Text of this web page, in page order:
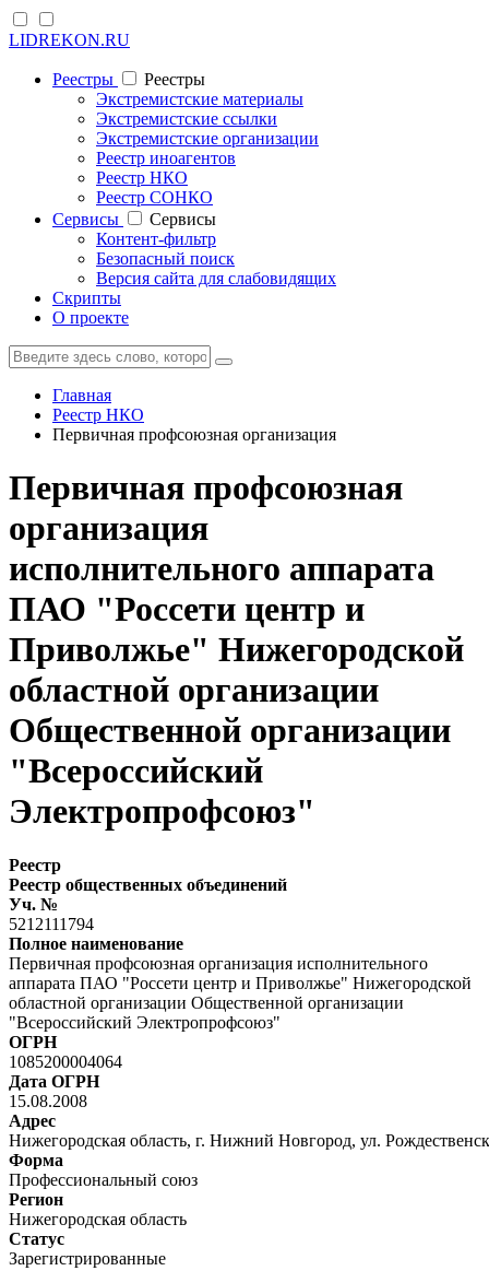
LIDREKON.RU
Реестры
Реестры
Экстремистские материалы
Экстремистские ссылки
Экстремистские организации
Реестр иноагентов
Реестр НКО
Реестр СОНКО
Cервисы
Cервисы
Контент-фильтр
Безопасный поиск
Версия сайта для слабовидящих
Скрипты
О проекте
Главная
Реестр НКО
Первичная профсоюзная организация
Первичная профсоюзная
организация
исполнительного аппарата
ПАО "Россети центр и
Приволжье" Нижегородской
областной организации
Общественной организации
"Всероссийский
Электропрофсоюз"
Реестр
Реестр общественных объединений
Уч. №
5212111794
Полное наименование
Первичная профсоюзная организация исполнительного
аппарата ПАО "Россети центр и Приволжье" Нижегородской
областной организации Общественной организации
"Всероссийский Электропрофсоюз"
ОГРН
1085200004064
Дата ОГРН
15.08.2008
Адрес
Нижегородская область, г. Нижний Новгород, ул.
Форма
Профессиональный союз
Регион
Нижегородская область
Статус
Зарегистрированные